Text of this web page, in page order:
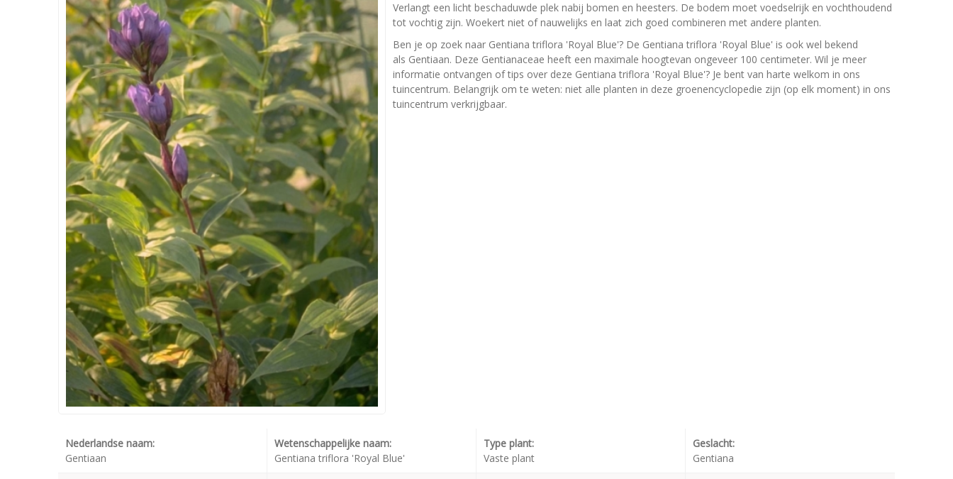
Verlangt een licht beschaduwde plek nabij bomen en heesters. De bodem moet voedselrijk en vochthoudend
tot vochtig zijn. Woekert niet of nauwelijks en laat zich goed combineren met andere planten.
Ben je op zoek naar Gentiana triflora 'Royal Blue'? De Gentiana triflora 'Royal Blue' is ook wel bekend
als Gentiaan. Deze Gentianaceae heeft een maximale hoogtevan ongeveer 100 centimeter. Wil je meer
informatie ontvangen of tips over deze Gentiana triflora 'Royal Blue'? Je bent van harte welkom in ons
tuincentrum. Belangrijk om te weten: niet alle planten in deze groenencyclopedie zijn (op elk moment) in ons
tuincentrum verkrijgbaar.
Nederlandse naam:
Gentiaan
Wetenschappelijke naam:
Gentiana triflora 'Royal Blue'
Type plant:
Vaste plant
Geslacht:
Gentiana